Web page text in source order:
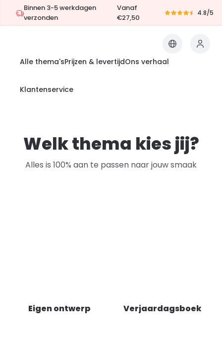
Binnen 3-5 werkdagen
verzonden
Vanaf
€27,50
4.8/5
Alle thema'sPrijzen & levertijdOns verhaal
Klantenservice
Welk thema kies jij?
Alles is 100% aan te passen naar jouw smaak
Eigen ontwerp Verjaardagsboek